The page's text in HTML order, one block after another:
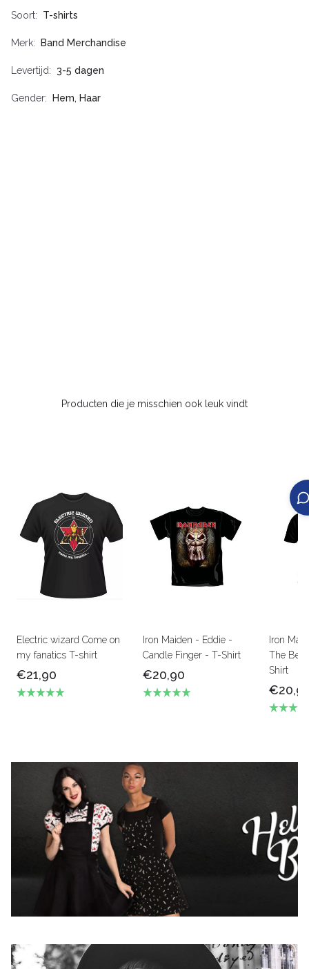
Soort T-shirts
Merk Band Merchandise
Levertijd 3-5 dagen
Gender Hem, Haar
Producten die je misschien ook leuk vindt
Electric wizard Come on
my fanatics T-shirt
€21,90
Iron Maiden - Eddie -
Candle Finger - T-Shirt
€20,90
Iron
The
Shirt